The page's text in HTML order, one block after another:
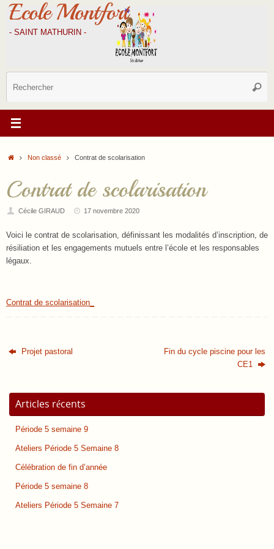
Passer
contenu
Ecole Montfort
- SAINT MATHURIN -
AccueilNon classé Contrat de scolarisation
Contrat de scolarisation
Cécile GIRAUD 17 novembre 2020
Voici le contrat de scolarisation, définissant les modalités d’inscription, de
résiliation et les engagements mutuels entre l’école et les responsables
légaux.
Contrat de scolarisation_
Projet pastoral
Fin du cycle piscine pour les
CE1
Articles récents
Période 5 semaine 9
Ateliers Période 5 Semaine 8
Célébration de fin d’année
Période 5 semaine 8
Ateliers Période 5 Semaine 7